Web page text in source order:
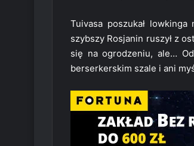
Tuivasa poszukał
szybszy Rosjanin ruszył z
się na ogrodzeniu, ale…
berserkerskim szale i ani